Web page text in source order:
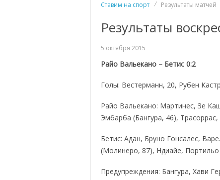
Ставим на спорт Результаты матчей
Результаты
5 октября 2015
Райо Вальекано – Бетис 0:2
Голы: Вестерманн, 20, Рубен
Райо Вальекано: Мартинес, Зе
Эмбарба (Бангура, 46),
Бетис: Адан, Бруно Гонсалес,
(Молинеро, 87), Ндиайе,
Предупреждения: Бангура, Хави